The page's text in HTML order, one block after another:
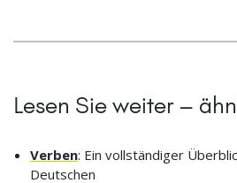
Lesen Sie weiter –
Verben: Ein vollständiger
Deutschen